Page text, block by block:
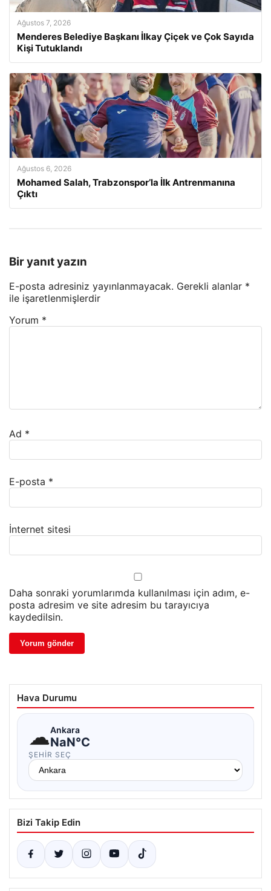
Ağustos 7, 2026
Menderes Belediye Başkanı İlkay Çiçek ve Çok Sayıda
Kişi Tutuklandı
Ağustos 6, 2026
Mohamed Salah, Trabzonspor’la İlk Antrenmanına
Çıktı
Bir yanıt yazın
E-posta adresiniz yayınlanmayacak. Gerekli alanlar *
ile işaretlenmişlerdir
Yorum *
Ad *
E-posta *
İnternet sitesi
Daha sonraki yorumlarımda kullanılması için adım, e-
posta adresim ve site adresim bu tarayıcıya
kaydedilsin.
Hava Durumu
☁Ankara
NaN°C
ŞEHIR SEÇ
Bizi Takip Edin